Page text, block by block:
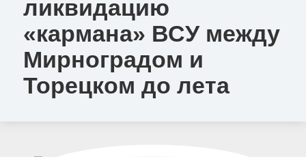
ликвидацию
«кармана» ВСУ между
Мирноградом и
Торецком до лета